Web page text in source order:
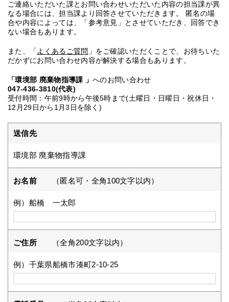
ご連絡いただいた課とお問い合わせいただいた内容の担当課が異
なる場合には、担当課より回答させていただきます。 匿名の場
合や内容によっては、「参考意見」とさせていただき、回答でき
ない場合もあります。
また、「 よくあるご質問 」をご確認いただくことで、お待ちいた
だかずにお問い合わせ内容が解決する場合もあります。
「環境部 廃棄物指導課 」へのお問い合わせ
047-436-3810(代表)
受付時間：午前9時から午後5時まで(土曜日・日曜日・祝休日・
12月29日から1月3日を除く)
送信先
環境部 廃棄物指導課
お名前 （匿名可・全角100文字以内）
例）船橋 一太郎
ご住所 （全角200文字以内）
例）千葉県船橋市湊町2-10-25